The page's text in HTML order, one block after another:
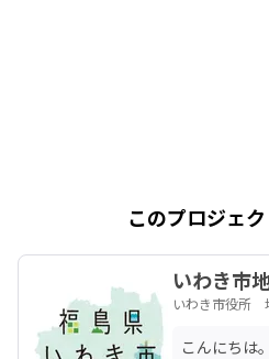
このプロジェ
いわき市
いわき市役所
こんにちは